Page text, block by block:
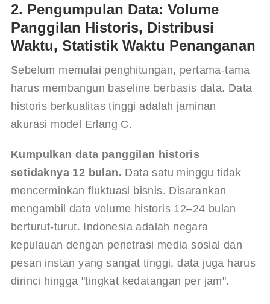
2. Pengumpulan Data: Volume
Panggilan Historis, Distribusi
Waktu, Statistik Waktu Penanganan
Sebelum memulai penghitungan, pertama-tama
harus membangun baseline berbasis data. Data
historis berkualitas tinggi adalah jaminan
akurasi model Erlang C.
Kumpulkan data panggilan historis
setidaknya 12 bulan. Data satu minggu tidak
mencerminkan fluktuasi bisnis. Disarankan
mengambil data volume historis 12–24 bulan
berturut-turut. Indonesia adalah negara
kepulauan dengan penetrasi media sosial dan
pesan instan yang sangat tinggi, data juga harus
dirinci hingga "tingkat kedatangan per jam".